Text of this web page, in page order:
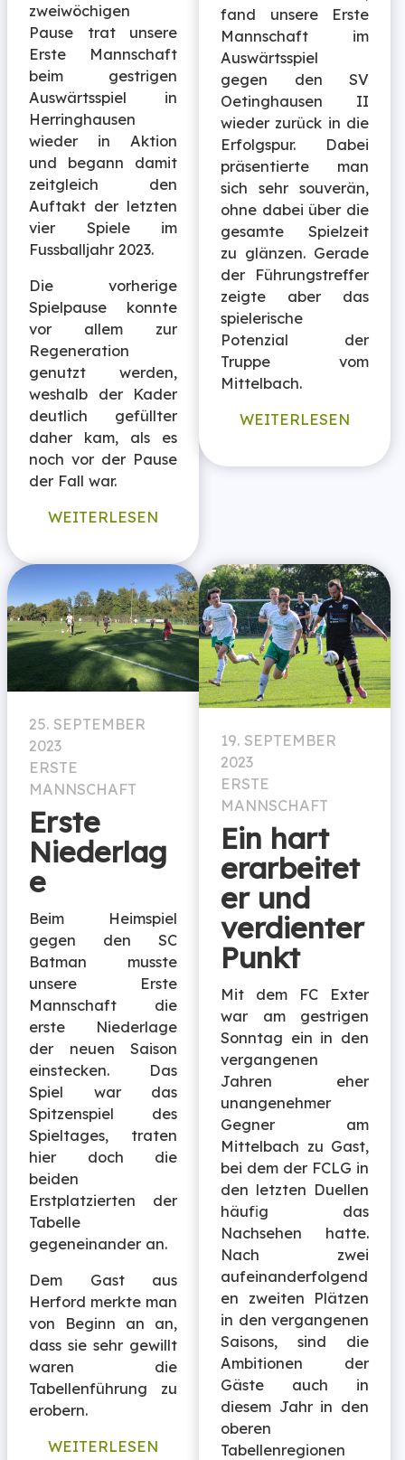
zweiwöchigen
Pause trat unsere
Erste Mannschaft
beim gestrigen
Auswärtsspiel in
Herringhausen
wieder in Aktion
und begann damit
zeitgleich den
Auftakt der letzten
vier Spiele im
Fussballjahr 2023.
Die vorherige
Spielpause konnte
vor allem zur
Regeneration
genutzt werden,
weshalb der Kader
deutlich gefüllter
daher kam, als es
noch vor der Pause
der Fall war.
WEITERLESEN
fand unsere Erste
Mannschaft im
Auswärtsspiel
gegen den SV
Oetinghausen II
wieder zurück in die
Erfolgspur. Dabei
präsentierte man
sich sehr souverän,
ohne dabei über die
gesamte Spielzeit
zu glänzen. Gerade
der Führungstreffer
zeigte aber das
spielerische
Potenzial der
Truppe vom
Mittelbach.
WEITERLESEN
25. SEPTEMBER
2023
ERSTE
MANNSCHAFT
Erste
Niederlag
e
Beim Heimspiel
gegen den SC
Batman musste
unsere Erste
Mannschaft die
erste Niederlage
der neuen Saison
einstecken. Das
Spiel war das
Spitzenspiel des
Spieltages, traten
hier doch die
beiden
Erstplatzierten der
Tabelle
gegeneinander an.
Dem Gast aus
Herford merkte man
von Beginn an an,
dass sie sehr gewillt
waren die
Tabellenführung zu
erobern.
WEITERLESEN
19. SEPTEMBER
2023
ERSTE
MANNSCHAFT
Ein hart
erarbeitet
er und
verdienter
Punkt
Mit dem FC Exter
war am gestrigen
Sonntag ein in den
vergangenen
Jahren eher
unangenehmer
Gegner am
Mittelbach zu Gast,
bei dem der FCLG in
den letzten Duellen
häufig das
Nachsehen hatte.
Nach zwei
aufeinanderfolgend
en zweiten Plätzen
in den vergangenen
Saisons, sind die
Ambitionen der
Gäste auch in
diesem Jahr in den
oberen
Tabellenregionen